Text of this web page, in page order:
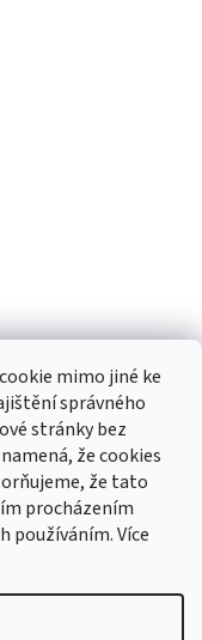
mimo jiné ke
správného
stránky bez
že cookies
že tato
procházením
používáním. Více